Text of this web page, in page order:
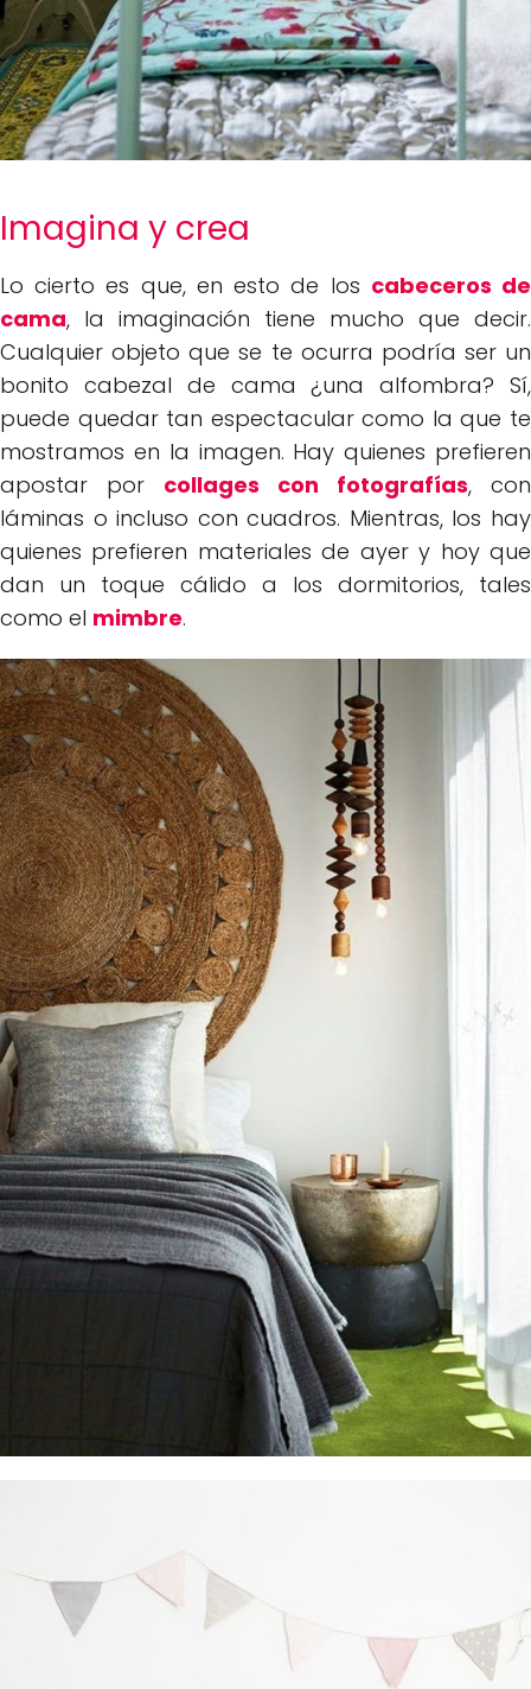
Imagina y crea
Lo cierto es que, en esto de los cabeceros de
cama, la imaginación tiene mucho que decir.
Cualquier objeto que se te ocurra podría ser un
bonito cabezal de cama ¿una alfombra? Sí,
puede quedar tan espectacular como la que te
mostramos en la imagen. Hay quienes prefieren
apostar por collages con fotografías, con
láminas o incluso con cuadros. Mientras, los hay
quienes prefieren materiales de ayer y hoy que
dan un toque cálido a los dormitorios, tales
como el mimbre.